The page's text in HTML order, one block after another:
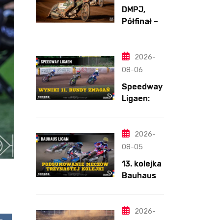
DMPJ,
Półfinał –
,
5.08.2026
2026-
08-06
Speedway
Ligaen:
Speedway
nie
tempa.
Lider
ponownie
zwycięski
2026-
08-05
13. kolejka
Bauhaus-
y
2026-